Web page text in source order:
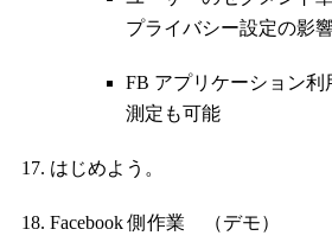
プライバシー設定の影
FB アプリケーション利
測定も可能
はじめよう。
Facebook 側作業 （デモ）